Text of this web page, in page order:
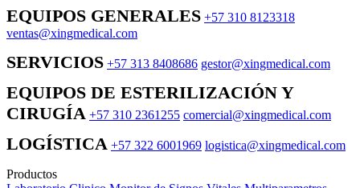
EQUIPOS GENERALES +57 310 8123318
ventas@xingmedical.com
SERVICIOS +57 313 8408686 gestor@xingmedical.com
EQUIPOS DE ESTERILIZACIÓN Y
CIRUGÍA +57 310 2361255 comercial@xingmedical.com
LOGÍSTICA +57 322 6001969 logistica@xingmedical.com
Productos